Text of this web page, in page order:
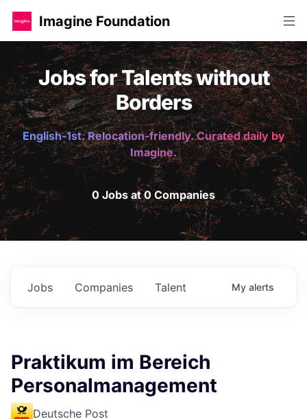
Imagine Foundation
Jobs for Talents without
Borders
English-1st. Relocation-friendly. Curated daily by
Imagine.
0 Jobs at 0 Companies
Jobs Companies Talent My alerts
Praktikum im Bereich
Personalmanagement
Deutsche Post